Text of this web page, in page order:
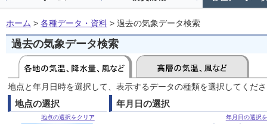
ホーム > 各種データ・資料 > 過去の気象データ検索
過去の気象データ検索
地点と年月日時を選択して、表示するデータの種類を選択してくだ
地点の選択
地点の選択をクリア
年月日の選択
年月日の選択